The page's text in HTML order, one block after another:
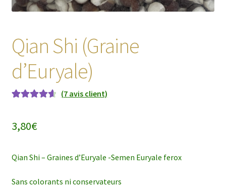
Qian Shi (Graine
d’Euryale)
surnotations
(7 avis client)
3,80€
Qian Shi – Graines d’Euryale -Semen Euryale ferox
Sans colorants ni conservateurs